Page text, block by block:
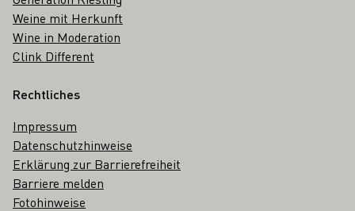
Weine mit Herkunft
Wine in Moderation
Clink Different
Rechtliches
Impressum
Datenschutzhinweise
Erklärung zur Barrierefreiheit
Barriere melden
Fotohinweise